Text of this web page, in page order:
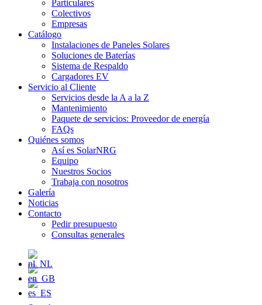
Particulares
Colectivos
Empresas
Catálogo
Instalaciones de Paneles Solares
Soluciones de Baterías
Sistema de Respaldo
Cargadores EV
Servicio al Cliente
Servicios desde la A a la Z
Mantenimiento
Paquete de servicios: Proveedor de energía
FAQs
Quiénes somos
Así es SolarNRG
Equipo
Nuestros Socios
Trabaja con nosotros
Galería
Noticias
Contacto
Pedir presupuesto
Consultas generales